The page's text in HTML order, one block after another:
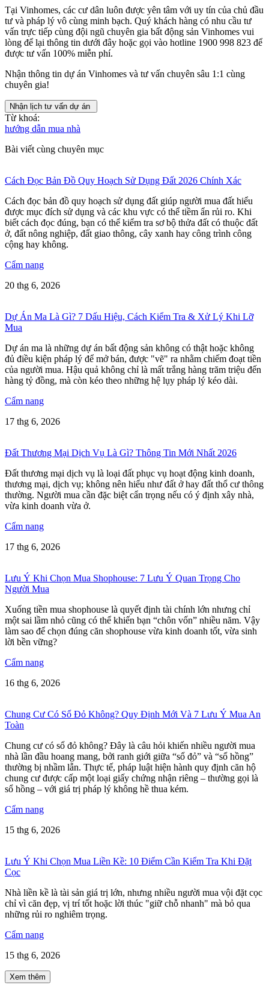
Tại Vinhomes, các cư dân luôn được yên tâm với uy tín của chủ đầu
tư và pháp lý vô cùng minh bạch. Quý khách hàng có nhu cầu tư
vấn trực tiếp cùng đội ngũ chuyên gia bất động sản Vinhomes vui
lòng để lại thông tin dưới đây hoặc gọi vào hotline 1900 998 823 để
được tư vấn 100% miễn phí.
Nhận thông tin dự án Vinhomes và tư vấn chuyên sâu 1:1 cùng
chuyên gia!
Nhận lịch tư vấn dự án
Từ khoá:
hướng dẫn mua nhà
Bài viết cùng chuyên mục
Cách Đọc Bản Đồ Quy Hoạch Sử Dụng Đất 2026 Chính Xác
Cách đọc bản đồ quy hoạch sử dụng đất giúp người mua đất hiểu
được mục đích sử dụng và các khu vực có thể tiềm ẩn rủi ro. Khi
biết cách đọc đúng, bạn có thể kiểm tra sơ bộ thửa đất có thuộc đất
ở, đất nông nghiệp, đất giao thông, cây xanh hay công trình công
cộng hay không.
Cẩm nang
20 thg 6, 2026
Dự Án Ma Là Gì? 7 Dấu Hiệu, Cách Kiểm Tra & Xử Lý Khi Lỡ
Mua
Dự án ma là những dự án bất động sản không có thật hoặc không
đủ điều kiện pháp lý để mở bán, được "vẽ" ra nhằm chiếm đoạt tiền
của người mua. Hậu quả không chỉ là mất trắng hàng trăm triệu đến
hàng tỷ đồng, mà còn kéo theo những hệ lụy pháp lý kéo dài.
Cẩm nang
17 thg 6, 2026
Đất Thương Mại Dịch Vụ Là Gì? Thông Tin Mới Nhất 2026
Đất thương mại dịch vụ là loại đất phục vụ hoạt động kinh doanh,
thương mại, dịch vụ; không nên hiểu như đất ở hay đất thổ cư thông
thường. Người mua cần đặc biệt cẩn trọng nếu có ý định xây nhà,
vừa kinh doanh vừa ở.
Cẩm nang
17 thg 6, 2026
Lưu Ý Khi Chọn Mua Shophouse: 7 Lưu Ý Quan Trọng Cho
Người Mua
Xuống tiền mua shophouse là quyết định tài chính lớn nhưng chỉ
một sai lầm nhỏ cũng có thể khiến bạn “chôn vốn” nhiều năm. Vậy
làm sao để chọn đúng căn shophouse vừa kinh doanh tốt, vừa sinh
lời bền vững?
Cẩm nang
16 thg 6, 2026
Chung Cư Có Sổ Đỏ Không? Quy Định Mới Và 7 Lưu Ý Mua An
Toàn
Chung cư có sổ đỏ không? Đây là câu hỏi khiến nhiều người mua
nhà lần đầu hoang mang, bởi ranh giới giữa “sổ đỏ” và “sổ hồng”
thường bị nhầm lẫn. Thực tế, pháp luật hiện hành quy định căn hộ
chung cư được cấp một loại giấy chứng nhận riêng – thường gọi là
sổ hồng – với giá trị pháp lý không hề thua kém.
Cẩm nang
15 thg 6, 2026
Lưu Ý Khi Chọn Mua Liền Kề: 10 Điểm Cần Kiểm Tra Khi Đặt
Cọc
Nhà liền kề là tài sản giá trị lớn, nhưng nhiều người mua vội đặt cọc
chỉ vì căn đẹp, vị trí tốt hoặc lời thúc "giữ chỗ nhanh" mà bỏ qua
những rủi ro nghiêm trọng.
Cẩm nang
15 thg 6, 2026
Xem thêm